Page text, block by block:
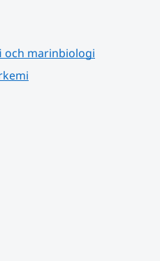
och marinbiologi